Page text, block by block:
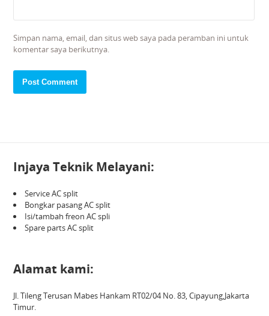
Simpan nama, email, dan situs web saya pada peramban ini untuk
komentar saya berikutnya.
Injaya Teknik Melayani:
Service AC split
Bongkar pasang AC split
Isi/tambah freon AC spli
Spare parts AC split
Alamat kami:
Jl. Tileng Terusan Mabes Hankam RT02/04 No. 83, Cipayung,Jakarta
Timur.